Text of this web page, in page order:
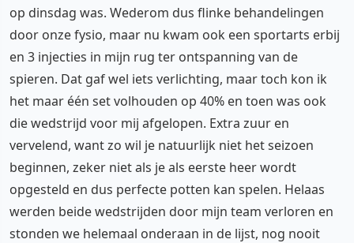
op dinsdag was. Wederom dus flinke behandelingen
door onze fysio, maar nu kwam ook een sportarts erbij
en 3 injecties in mijn rug ter ontspanning van de
spieren. Dat gaf wel iets verlichting, maar toch kon ik
het maar één set volhouden op 40% en toen was ook
die wedstrijd voor mij afgelopen. Extra zuur en
vervelend, want zo wil je natuurlijk niet het seizoen
beginnen, zeker niet als je als eerste heer wordt
opgesteld en dus perfecte potten kan spelen. Helaas
werden beide wedstrijden door mijn team verloren en
stonden we helemaal onderaan in de lijst, nog nooit